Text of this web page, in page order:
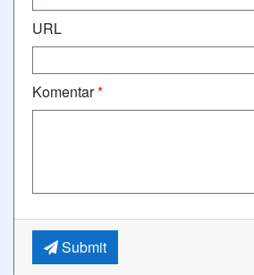
URL
Komentar*
Submit